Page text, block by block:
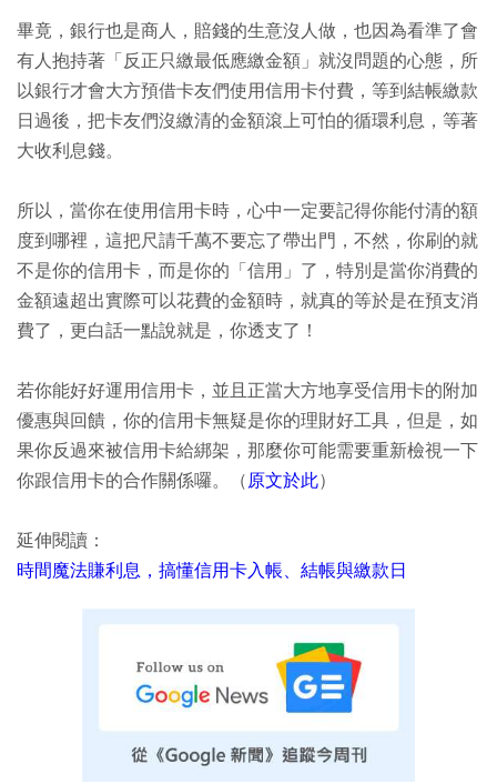
畢竟，銀行也是商人，賠錢的生意沒人做，也因為看準了會
有人抱持著「反正只繳最低應繳金額」就沒問題的心態，所
以銀行才會大方預借卡友們使用信用卡付費，等到結帳繳款
日過後，把卡友們沒繳清的金額滾上可怕的循環利息，等著
大收利息錢。
所以，當你在使用信用卡時，心中一定要記得你能付清的額
度到哪裡，這把尺請千萬不要忘了帶出門，不然，你刷的就
不是你的信用卡，而是你的「信用」了，特別是當你消費的
金額遠超出實際可以花費的金額時，就真的等於是在預支消
費了，更白話一點說就是，你透支了！
若你能好好運用信用卡，並且正當大方地享受信用卡的附加
優惠與回饋，你的信用卡無疑是你的理財好工具，但是，如
果你反過來被信用卡給綁架，那麼你可能需要重新檢視一下
你跟信用卡的合作關係囉。（原文於此）
延伸閱讀：
時間魔法賺利息，搞懂信用卡入帳、結帳與繳款日